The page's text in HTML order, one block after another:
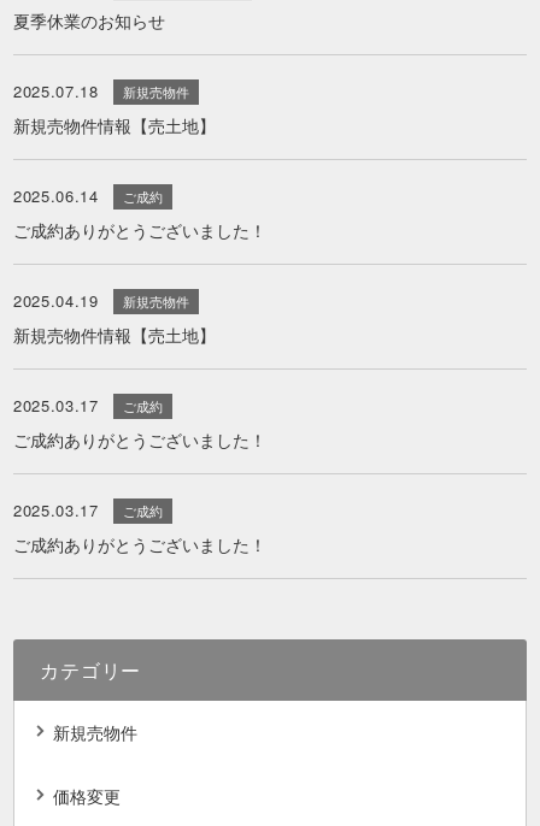
夏季休業のお知らせ
2025.07.18 新規売物件
新規売物件情報【売土地】
2025.06.14 ご成約
ご成約ありがとうございました！
2025.04.19 新規売物件
新規売物件情報【売土地】
2025.03.17 ご成約
ご成約ありがとうございました！
2025.03.17 ご成約
ご成約ありがとうございました！
カテゴリー
新規売物件
価格変更